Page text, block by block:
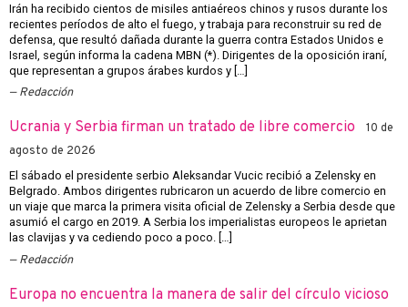
Irán ha recibido cientos de misiles antiaéreos chinos y rusos durante los
recientes períodos de alto el fuego, y trabaja para reconstruir su red de
defensa, que resultó dañada durante la guerra contra Estados Unidos e
Israel, según informa la cadena MBN (*). Dirigentes de la oposición iraní,
que representan a grupos árabes kurdos y […]
Redacción
Ucrania y Serbia firman un tratado de libre comercio
10 de
agosto de 2026
El sábado el presidente serbio Aleksandar Vucic recibió a Zelensky en
Belgrado. Ambos dirigentes rubricaron un acuerdo de libre comercio en
un viaje que marca la primera visita oficial de Zelensky a Serbia desde que
asumió el cargo en 2019. A Serbia los imperialistas europeos le aprietan
las clavijas y va cediendo poco a poco. […]
Redacción
Europa no encuentra la manera de salir del círculo vicioso